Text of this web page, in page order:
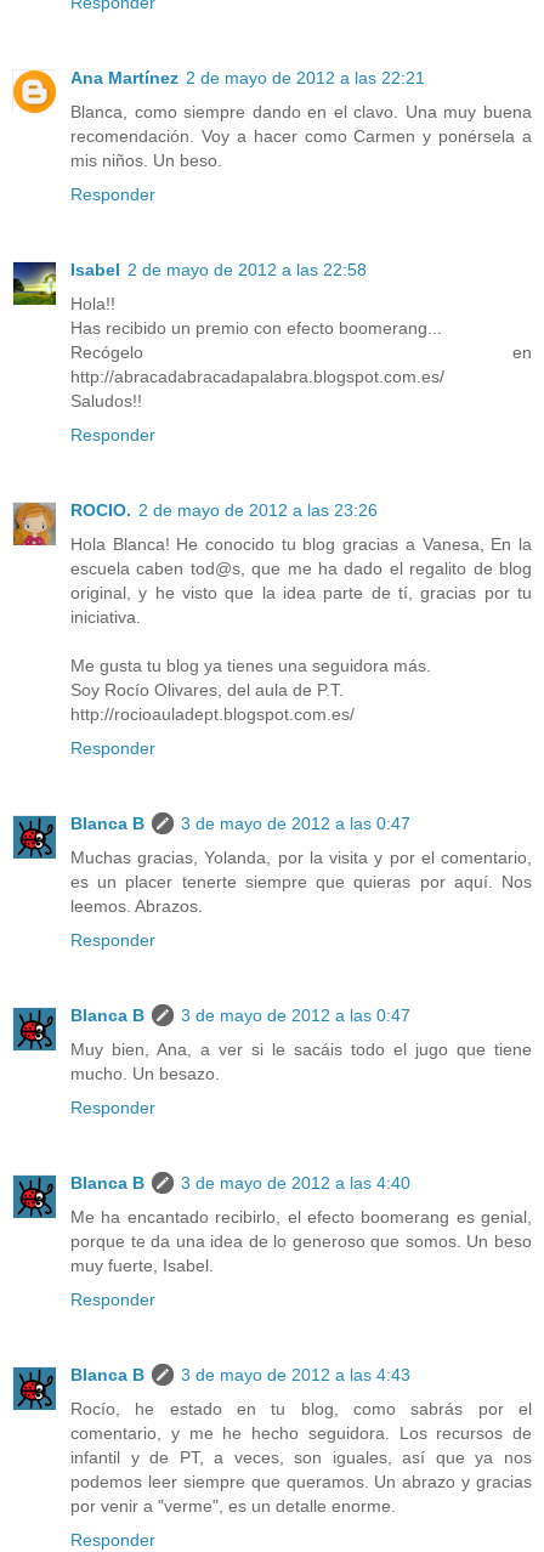
Ana Martínez 2 de mayo de 2012 a las 22:21
Blanca, como siempre dando en el clavo. Una muy buena
recomendación. Voy a hacer como Carmen y ponérsela a
mis niños. Un beso.
Responder
Isabel 2 de mayo de 2012 a las 22:58
Hola!!
Has recibido un premio con efecto boomerang...
Recógelo en
http://abracadabracadapalabra.blogspot.com.es/
Saludos!!
Responder
ROCIO. 2 de mayo de 2012 a las 23:26
Hola Blanca! He conocido tu blog gracias a Vanesa, En la
escuela caben tod@s, que me ha dado el regalito de blog
original, y he visto que la idea parte de tí, gracias por tu
iniciativa.
Me gusta tu blog ya tienes una seguidora más.
Soy Rocío Olivares, del aula de P.T.
http://rocioauladept.blogspot.com.es/
Responder
Blanca B
3 de mayo de 2012 a las 0:47
Muchas gracias, Yolanda, por la visita y por el comentario,
es un placer tenerte siempre que quieras por aquí. Nos
leemos. Abrazos.
Responder
Blanca B
3 de mayo de 2012 a las 0:47
Muy bien, Ana, a ver si le sacáis todo el jugo que tiene
mucho. Un besazo.
Responder
Blanca B
3 de mayo de 2012 a las 4:40
Me ha encantado recibirlo, el efecto boomerang es genial,
porque te da una idea de lo generoso que somos. Un beso
muy fuerte, Isabel.
Responder
Blanca B
3 de mayo de 2012 a las 4:43
Rocío, he estado en tu blog, como sabrás por el
comentario, y me he hecho seguidora. Los recursos de
infantil y de PT, a veces, son iguales, así que ya nos
podemos leer siempre que queramos. Un abrazo y gracias
por venir a "verme", es un detalle enorme.
Responder